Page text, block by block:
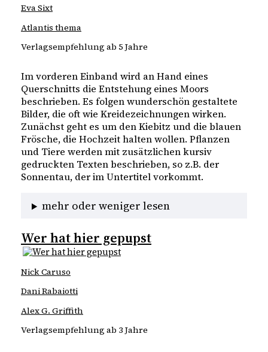
Eva Sixt
Atlantis thema
Verlagsempfehlung ab 5 Jahre
Im vorderen Einband wird an Hand eines
Querschnitts die Entstehung eines Moors
beschrieben. Es folgen wunderschön gestaltete
Bilder, die oft wie Kreidezeichnungen wirken.
Zunächst geht es um den Kiebitz und die blauen
Frösche, die Hochzeit halten wollen. Pflanzen
und Tiere werden mit zusätzlichen kursiv
gedruckten Texten beschrieben, so z.B. der
Sonnentau, der im Untertitel vorkommt.
mehr oder weniger lesen
Wer hat hier gepupst
Nick Caruso
Dani Rabaiotti
Alex G. Griffith
Verlagsempfehlung ab 3 Jahre